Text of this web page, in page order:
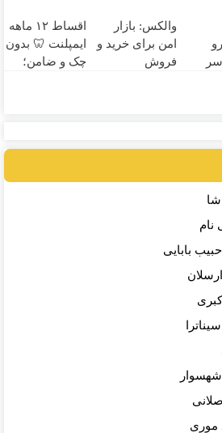
یک تماس
ثبت کن
والکس: بازار
امن برای خرید و
فروش
اقساط ۱۲ ماهه
ایمپلنت 🦷 بدون
چک و ضامن؛
نام
بابایی
شهسوار
موری